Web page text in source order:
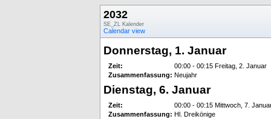
2032
SE_ZL Kalender
Calendar view
Donnerstag, 1. Januar
Zeit:
00:00 - 00:15 Freitag, 2. Januar
Zusammenfassung: Neujahr
Dienstag, 6. Januar
Zeit:
00:00 - 00:15 Mittwoch, 7.
Zusammenfassung: Hl. Dreikönige